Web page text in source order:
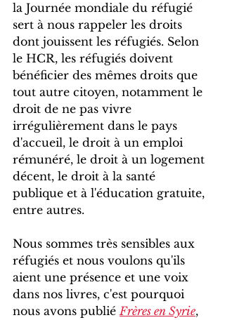
la Journée mondiale du réfugié
sert à nous rappeler les droits
dont jouissent les réfugiés. Selon
le HCR, les réfugiés doivent
bénéficier des mêmes droits que
tout autre citoyen, notamment le
droit de ne pas vivre
irrégulièrement dans le pays
d'accueil, le droit à un emploi
rémunéré, le droit à un logement
décent, le droit à la santé
publique et à l'éducation gratuite,
entre autres.
Nous sommes très sensibles aux
réfugiés et nous voulons qu'ils
aient une présence et une voix
dans nos livres, c'est pourquoi
nous avons publié Frères en Syrie,